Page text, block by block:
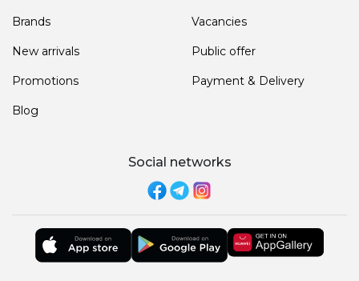
Brands
New arrivals
Promotions
Blog
Vacancies
Public offer
Payment & Delivery
Social networks